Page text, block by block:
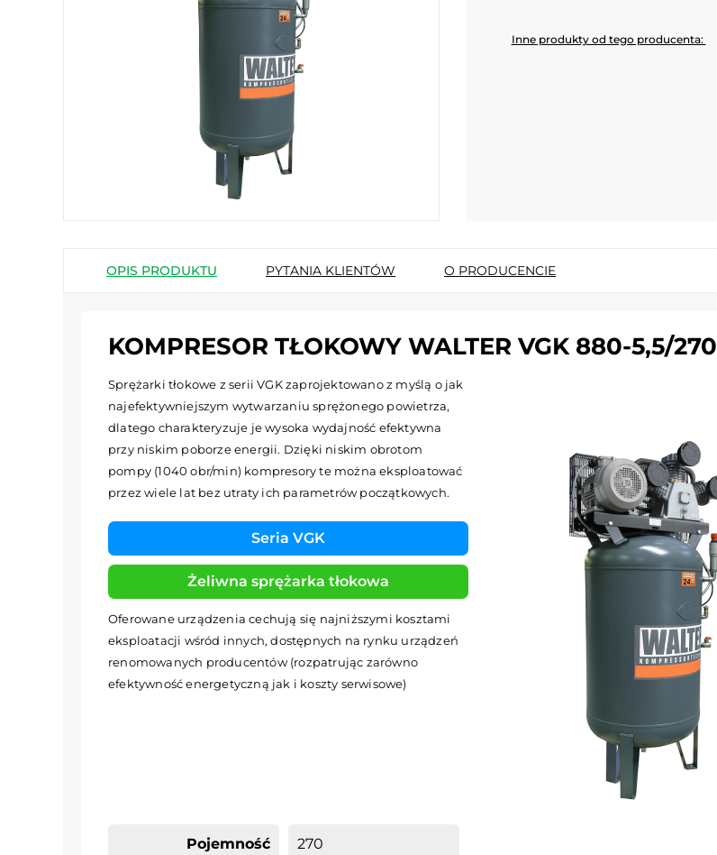
Inne produkty od tego producenta:
OPIS PRODUKTU PYTANIA KLIENTÓW O PRODUCENCIE
KOMPRESOR TŁOKOWY WALTER VGK 880-5,5/270
Sprężarki tłokowe z serii VGK zaprojektowano z myślą o jak
najefektywniejszym wytwarzaniu sprężonego powietrza,
dlatego charakteryzuje je wysoka wydajność efektywna
przy niskim poborze energii. Dzięki niskim obrotom
pompy (1040 obr/min) kompresory te można eksploatować
przez wiele lat bez utraty ich parametrów początkowych.
Seria VGK
Żeliwna sprężarka tłokowa
Oferowane urządzenia cechują się najniższymi kosztami
eksploatacji wśród innych, dostępnych na rynku urządzeń
renomowanych producentów (rozpatrując zarówno
efektywność energetyczną jak i koszty serwisowe)
Pojemność
270